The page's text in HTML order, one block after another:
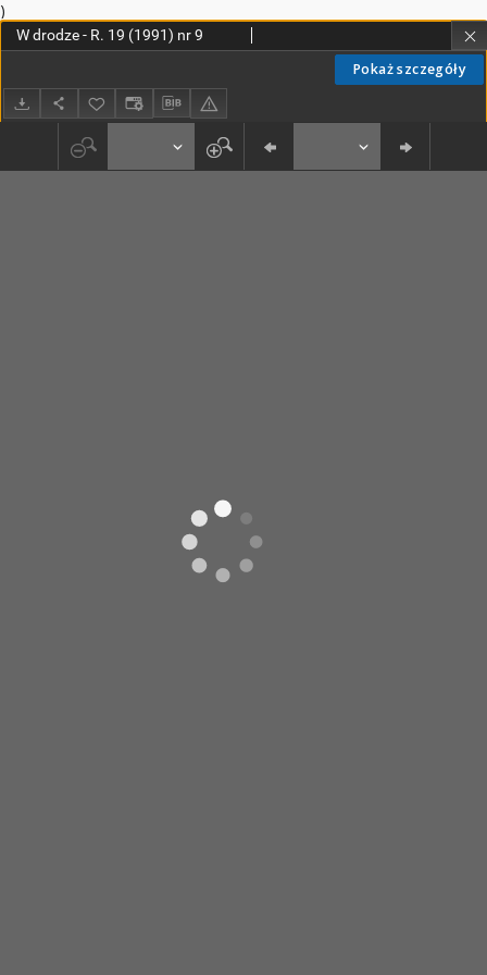
)
Pokaż szczegóły
W drodze - R. 19 (1991) nr 9